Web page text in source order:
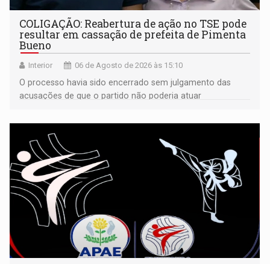
COLIGAÇÃO: Reabertura de ação no TSE pode
resultar em cassação de prefeita de Pimenta
Bueno
Interior 06 de Agosto de 2026 às 15:10
O processo havia sido encerrado sem julgamento das
acusações de que o partido não poderia atuar